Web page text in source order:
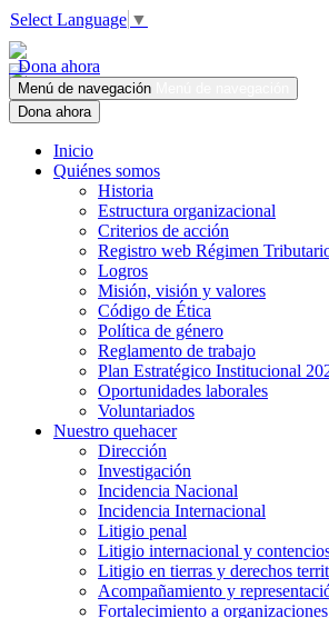
Select Language ▼
Dona ahora
Menú de navegación
Dona ahora
Inicio
Quiénes somos
Historia
Estructura organizacional
Criterios de acción
Registro web Régimen
Logros
Misión, visión y valores
Código de Ética
Política de género
Reglamento de trabajo
Plan Estratégico Institucional
Oportunidades laborales
Voluntariados
Nuestro quehacer
Dirección
Investigación
Incidencia Nacional
Incidencia Internacional
Litigio penal
Litigio internacional y
Litigio en tierras y derechos
Acompañamiento y
Fortalecimiento a